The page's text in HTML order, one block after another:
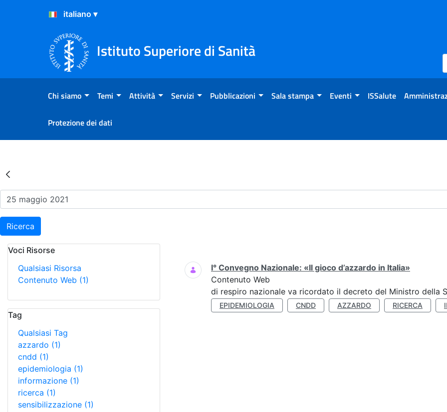
Salta al Contenuto
Salta al Footer
Istituto Superiore di Sanità
Chi siamo Temi Attività Servizi Pubblicazioni Sala stampa Eventi ISSalute
Protezione dei dati
Risultati della Ricerca - Eventi
Ricerca
Voci Risorse
Qualsiasi Risorsa
Contenuto Web (1)
Tag
Qualsiasi Tag
azzardo (1)
cndd (1)
epidemiologia (1)
informazione (1)
ricerca (1)
sensibilizzazione (1)
Ricerca
I° Convegno Nazionale: «Il gioco d’azzardo in Italia»
Contenuto Web
di respiro nazionale va ricordato il decreto del Ministro della
EPIDEMIOLOGIA CNDD AZZARDO RICERCA